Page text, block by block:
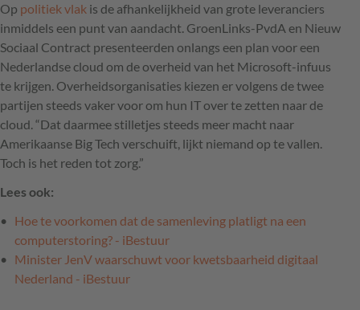
Op politiek vlak is de afhankelijkheid van grote leveranciers
inmiddels een punt van aandacht. GroenLinks-PvdA en Nieuw
Sociaal Contract presenteerden onlangs een plan voor een
Nederlandse cloud om de overheid van het Microsoft-infuus
te krijgen. Overheidsorganisaties kiezen er volgens de twee
partijen steeds vaker voor om hun IT over te zetten naar de
cloud. “Dat daarmee stilletjes steeds meer macht naar
Amerikaanse Big Tech verschuift, lijkt niemand op te vallen.
Toch is het reden tot zorg.”
Lees ook:
Hoe te voorkomen dat de samenleving platligt na een
computerstoring? - iBestuur
Minister JenV waarschuwt voor kwetsbaarheid digitaal
Nederland - iBestuur